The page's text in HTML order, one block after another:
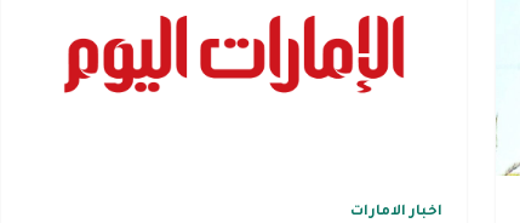
اخبار الامارات